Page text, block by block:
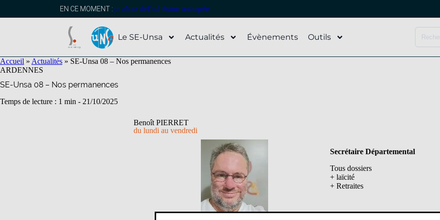
EN CE MOMENT : profitez de l’adhésion anticipée
Le SE-Unsa Actualités Évènements Outils
Accueil » Actualités » SE-Unsa 08 – Nos permanences
ARDENNES
SE-Unsa 08 – Nos permanences
Temps de lecture : 1 min - 21/10/2025
Benoît PIERRET
du lundi au vendredi
Secrétaire Départemental
Tous dossiers
+ laïcité
+ Retraites